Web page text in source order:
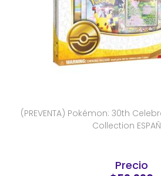
(PREVENTA) Pokémon: 30th
Collection
Precio